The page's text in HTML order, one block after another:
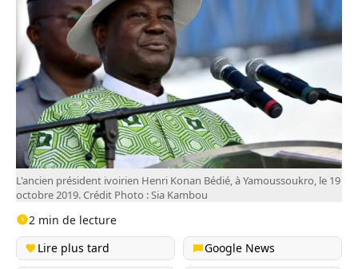
L'ancien président ivoirien Henri Konan Bédié, à Yamoussoukro, le 19
octobre 2019. Crédit Photo : Sia Kambou
2 min de lecture
Lire plus tard
Google News